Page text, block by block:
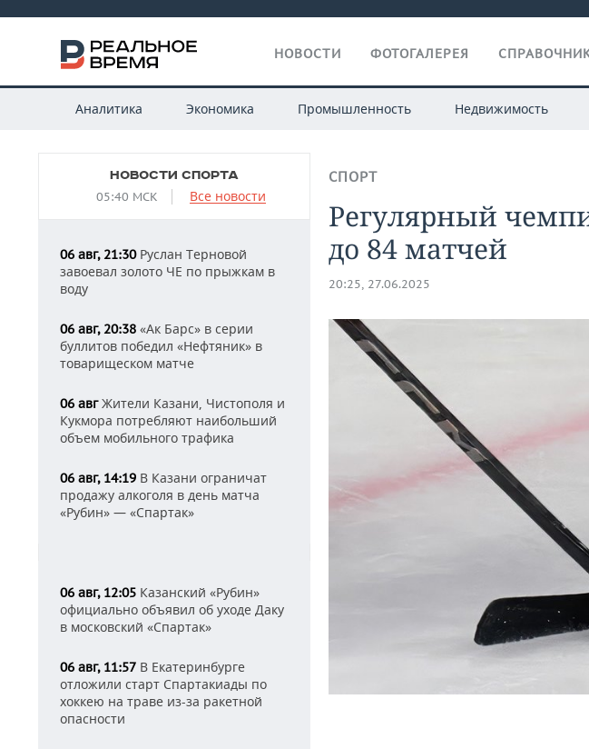
НОВОСТИ ФОТОГАЛЕРЕЯ
Аналитика Экономика Промышленность Недвижимость
НОВОСТИ СПОРТА
05:40 МСК Все новости
06 авг, 21:30Руслан Терновой
завоевал золото ЧЕ по прыжкам в
воду
06 авг, 20:38 «Ак Барс» в серии
буллитов победил «Нефтяник» в
товарищеском матче
06 авгЖители Казани, Чистополя и
Кукмора потребляют наибольший
объем мобильного трафика
06 авг, 14:19 В Казани ограничат
продажу алкоголя в день матча
«Рубин» — «Спартак»
06 авг, 12:05 Казанский «Рубин»
официально объявил об уходе Даку
в московский «Спартак»
06 авг, 11:57 В Екатеринбурге
отложили старт Спартакиады по
хоккею на траве из-за ракетной
опасности
СПОРТ
Регулярный
до 84 матчей
20:25, 27.06.2025